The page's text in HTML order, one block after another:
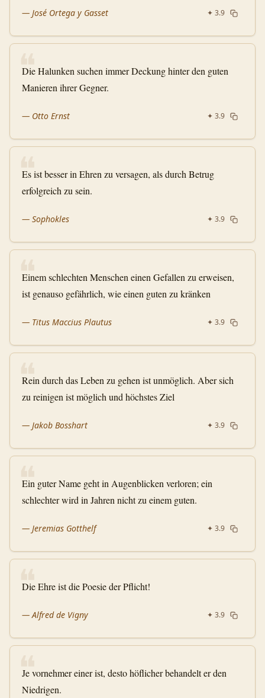
— José Ortega y Gasset ✦ 3.9
❝
Die Halunken suchen immer Deckung hinter den guten
Manieren ihrer Gegner.
— Otto Ernst ✦ 3.9
❝
Es ist besser in Ehren zu versagen, als durch Betrug
erfolgreich zu sein.
— Sophokles ✦ 3.9
❝
Einem schlechten Menschen einen Gefallen zu erweisen,
ist genauso gefährlich, wie einen guten zu kränken
— Titus Maccius Plautus ✦ 3.9
❝
Rein durch das Leben zu gehen ist unmöglich. Aber sich
zu reinigen ist möglich und höchstes Ziel
— Jakob Bosshart ✦ 3.9
❝
Ein guter Name geht in Augenblicken verloren; ein
schlechter wird in Jahren nicht zu einem guten.
— Jeremias Gotthelf ✦ 3.9
❝
Die Ehre ist die Poesie der Pflicht!
—Alfred de Vigny ✦ 3.9
❝
Je vornehmer einer ist, desto höflicher behandelt er den
Niedrigen.